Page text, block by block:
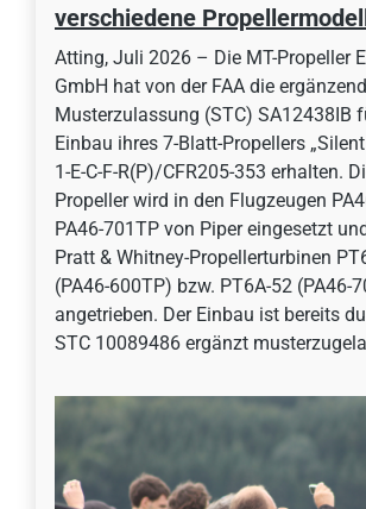
verschiedene
Atting, Juli 2026 – Die MT-Propeller
GmbH hat von der FAA die
Musterzulassung (STC) SA12438IB
Einbau ihres 7-Blatt-Propellers
1-E-C-F-R(P)/CFR205-353 erhalten.
Propeller wird in den Flugzeugen
PA46-701TP von Piper eingesetzt
Pratt & Whitney-Propellerturbinen
(PA46-600TP) bzw. PT6A-52 (PA46-
angetrieben. Der Einbau ist bereits
STC 10089486 ergänzt